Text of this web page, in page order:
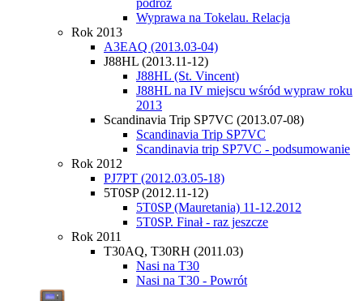
Wyprawa na Tokelau. Relacja
Rok 2013
A3EAQ (2013.03-04)
J88HL (2013.11-12)
J88HL (St. Vincent)
J88HL na IV miejscu wśród wypraw roku
2013
Scandinavia Trip SP7VC (2013.07-08)
Scandinavia Trip SP7VC
Scandinavia trip SP7VC - podsumowanie
Rok 2012
PJ7PT (2012.03.05-18)
5T0SP (2012.11-12)
5T0SP (Mauretania) 11-12.2012
5T0SP. Finał - raz jeszcze
Rok 2011
T30AQ, T30RH (2011.03)
Nasi na T30
Nasi na T30 - Powrót